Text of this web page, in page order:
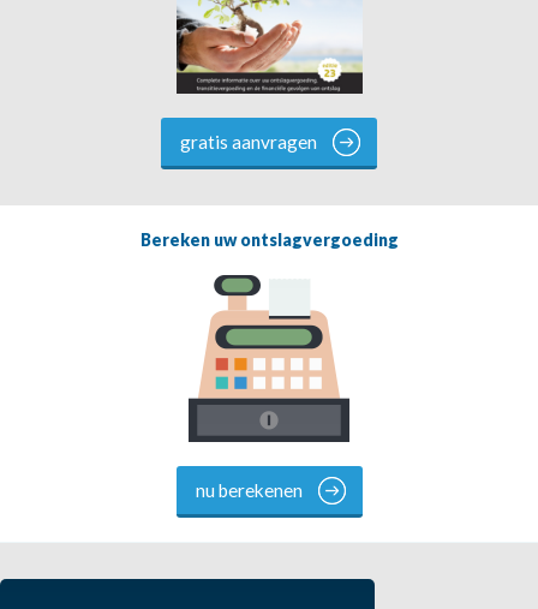
gratis aanvragen
Bereken uw ontslagvergoeding
nu berekenen